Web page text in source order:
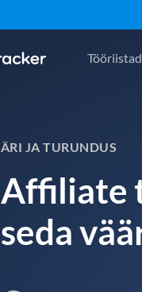
Tööriistad
ÄRI JA TURUNDUS
Affiliate
seda